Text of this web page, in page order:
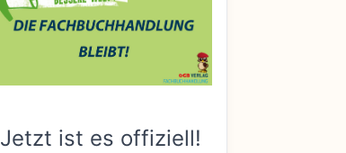
Jetzt ist es offiziell!